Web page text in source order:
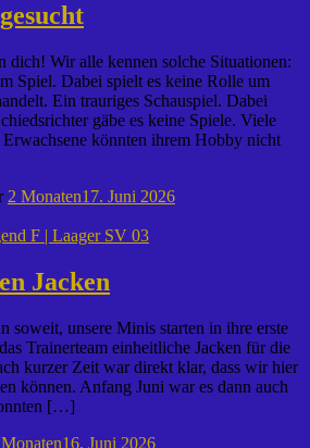
dich! Wir alle kennen solche Situationen:
Spiel. Dabei spielt es keine Rolle um
Ein trauriges Schauspiel. Dabei
gäbe es keine Spiele. Viele
könnten ihrem Hobby nicht
2 Monaten17. Juni 2026
F | Laager SV 03
Jacken
soweit, unsere Minis starten in ihre erste
Trainerteam einheitliche Jacken für die
kurzer Zeit war direkt klar, dass wir hier
können. Anfang Juni war es dann auch
[…]
16. Juni 2026